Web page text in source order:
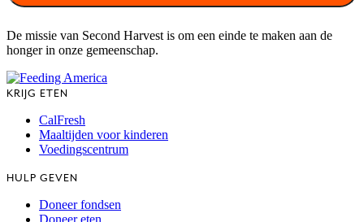
De missie van Second Harvest is om een einde te maken aan de
honger in onze gemeenschap.
KRIJG ETEN
CalFresh
Maaltijden voor kinderen
Voedingscentrum
HULP GEVEN
Doneer fondsen
Doneer eten